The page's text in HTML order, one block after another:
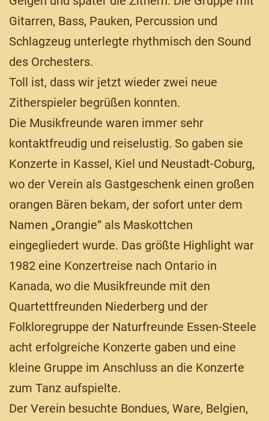
Gitarren, Bass, Pauken, Percussion und
Schlagzeug unterlegte rhythmisch den Sound
des Orchesters.
Toll ist, dass wir jetzt wieder zwei neue
Zitherspieler begrüßen konnten.
Die Musikfreunde waren immer sehr
kontaktfreudig und reiselustig. So gaben sie
Konzerte in Kassel, Kiel und Neustadt-Coburg,
wo der Verein als Gastgeschenk einen großen
orangen Bären bekam, der sofort unter dem
Namen „Orangie“ als Maskottchen
eingegliedert wurde. Das größte Highlight war
1982 eine Konzertreise nach Ontario in
Kanada, wo die Musikfreunde mit den
Quartettfreunden Niederberg und der
Folkloregruppe der Naturfreunde Essen-Steele
acht erfolgreiche Konzerte gaben und eine
kleine Gruppe im Anschluss an die Konzerte
zum Tanz aufspielte.
Der Verein besuchte Bondues, Ware, Belgien,